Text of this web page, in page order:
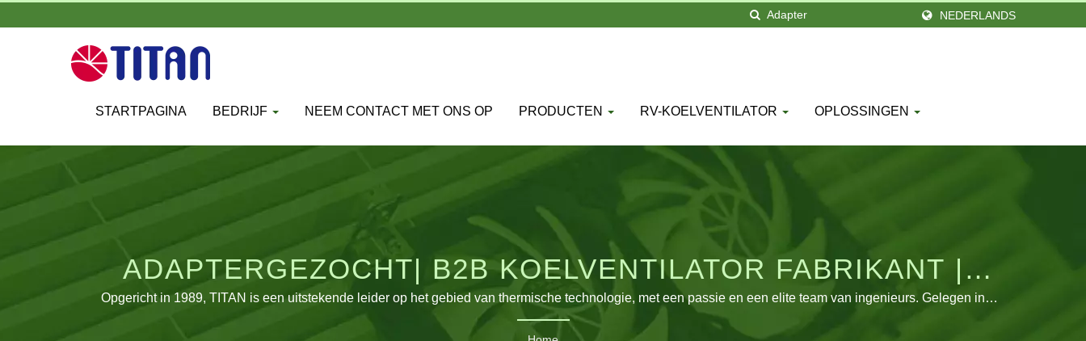
NEDERLANDS
STARTPAGINA BEDRIJF NEEM CONTACT MET ONS OP PRODUCTEN RV-KOELVENTILATOR OPLOSSINGEN
ADAPTERGEZOCHT| B2B KOELVENTILATOR FABRIKANT |
INDUSTRIËLE, RV & PC KOELINGSOPLOSSINGEN – TITAN
Opgericht in 1989, TITAN is een uitstekende leider op het gebied van thermische technologie, met een passie en een elite team van ingenieurs. Gelegen in
Taiwan en een filiaal opgericht in Duitsland. 'TITAN' heeft grote aantallen distributeurs in diverse gebieden van de wereld. Onze producten worden over de hele